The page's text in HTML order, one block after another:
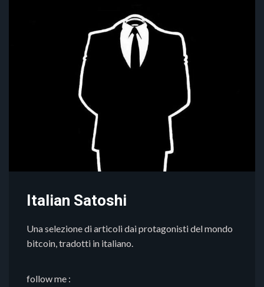
Italian Satoshi
Una selezione di articoli dai protagonisti del mondo
bitcoin, tradotti in italiano.
follow me :